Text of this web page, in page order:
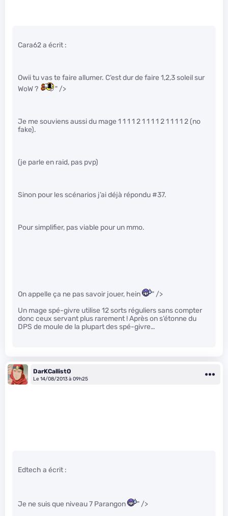
Cara62 a écrit :
Owii tu vas te faire allumer. C’est dur de faire 1,2,3 soleil sur
WoW ?
" />
Je me souviens aussi du mage 1 1 1 1 2 1 1 1 1 2 1 1 1 1 2 (no
fake).
(je parle en raid, pas pvp)
Sinon pour les scénarios j’ai déjà répondu #37.
Pour simplifier, pas viable pour un mmo.
On appelle ça ne pas savoir jouer, hein
" />
Un mage spé-givre utilise 12 sorts réguliers sans compter
donc ceux servant plus rarement ! Après on s’étonne du
DPS de moule de la plupart des spé-givre…
DarKCallistO
Le 14/08/2013 à 09h25
Edtech a écrit :
Je ne suis que niveau 7 Parangon " />